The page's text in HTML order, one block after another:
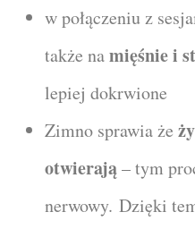
w połączeniu z
także namięśnie i
lepiej dokrwione
Zimno sprawia że
otwierają– tym
nerwowy. Dzięki